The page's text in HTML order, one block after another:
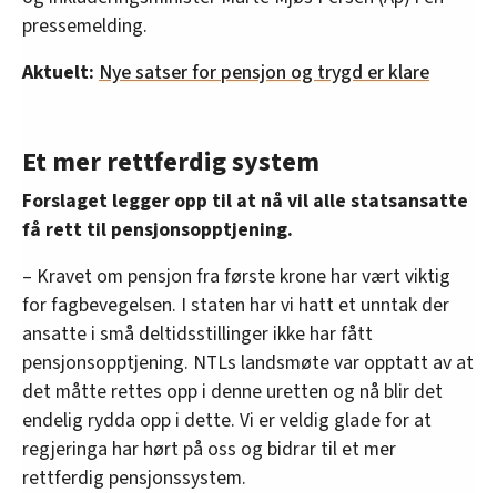
pressemelding.
Aktuelt: Nye satser for pensjon og trygd er klare
Et mer rettferdig system
Forslaget legger opp til at nå vil alle statsansatte
få rett til pensjonsopptjening.
– Kravet om pensjon fra første krone har vært viktig
for fagbevegelsen. I staten har vi hatt et unntak der
ansatte i små deltidsstillinger ikke har fått
pensjonsopptjening. NTLs landsmøte var opptatt av at
det måtte rettes opp i denne uretten og nå blir det
endelig rydda opp i dette. Vi er veldig glade for at
regjeringa har hørt på oss og bidrar til et mer
rettferdig pensjonssystem.